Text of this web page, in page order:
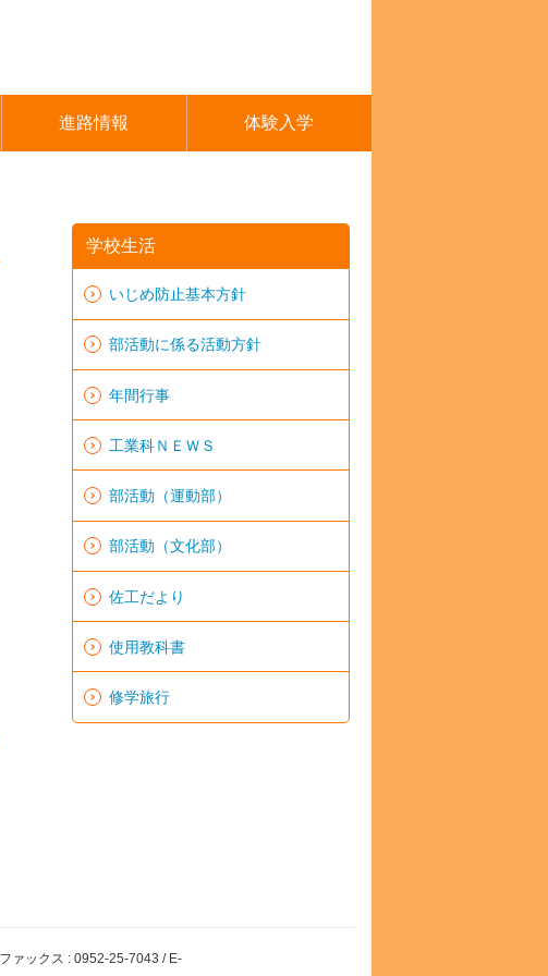
進路情報 体験入学
学校生活
いじめ防止基本方針
部活動に係る活動方針
年間行事
工業科ＮＥＷＳ
部活動（運動部）
部活動（文化部）
佐工だより
使用教科書
修学旅行
ァックス : 0952-25-7043 / E-